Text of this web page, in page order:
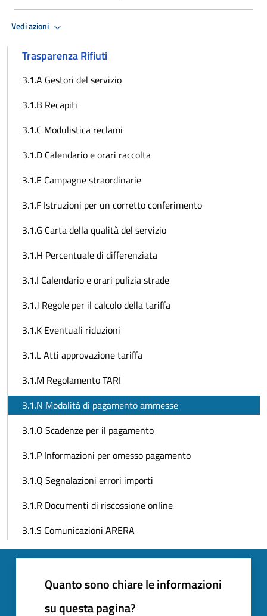
Vedi azioni
Trasparenza Rifiuti
3.1.A Gestori del servizio
3.1.B Recapiti
3.1.C Modulistica reclami
3.1.D Calendario e orari raccolta
3.1.E Campagne straordinarie
3.1.F Istruzioni per un corretto conferimento
3.1.G Carta della qualità del servizio
3.1.H Percentuale di differenziata
3.1.I Calendario e orari pulizia strade
3.1.J Regole per il calcolo della tariffa
3.1.K Eventuali riduzioni
3.1.L Atti approvazione tariffa
3.1.M Regolamento TARI
3.1.N Modalità di pagamento ammesse
3.1.O Scadenze per il pagamento
3.1.P Informazioni per omesso pagamento
3.1.Q Segnalazioni errori importi
3.1.R Documenti di riscossione online
3.1.S Comunicazioni ARERA
Quanto sono chiare le informazioni
su questa pagina?